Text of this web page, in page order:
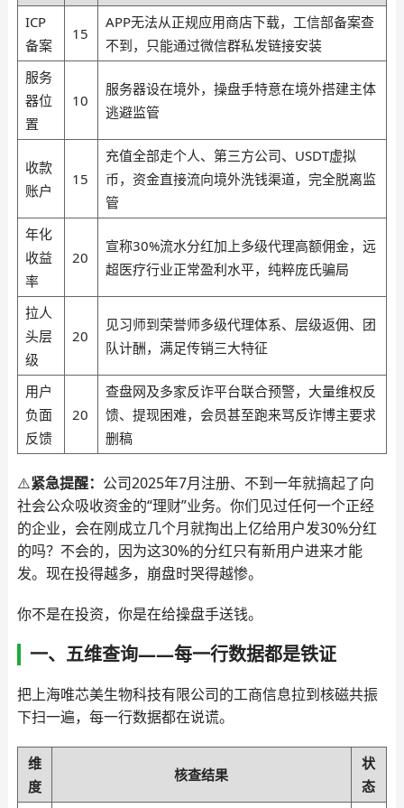
ICP
备案
15
APP无法从正规应用商店下载，工信部备案查
不到，只能通过微信群私发链接安装
服务
器位
置
10
服务器设在境外，操盘手特意在境外搭建主体
逃避监管
收款
账户
15
充值全部走个人、第三方公司、USDT虚拟
币，资金直接流向境外洗钱渠道，完全脱离监
管
年化
收益
率
20
宣称30%流水分红加上多级代理高额佣金，远
超医疗行业正常盈利水平，纯粹庞氏骗局
拉人
头层
级
20
见习师到荣誉师多级代理体系、层级返佣、团
队计酬，满足传销三大特征
用户
负面
反馈
20
查盘网及多家反诈平台联合预警，大量维权反
馈、提现困难，会员甚至跑来骂反诈博主要求
删稿
⚠️紧急提醒： 公司2025年7月注册、不到一年就搞起了向
社会公众吸收资金的“理财”业务。你们见过任何一个正经
的企业，会在刚成立几个月就掏出上亿给用户发30%分红
的吗？不会的，因为这30%的分红只有新用户进来才能
发。现在投得越多，崩盘时哭得越惨。
你不是在投资，你是在给操盘手送钱。
一、五维查询——每一行数据都是铁证
把上海唯芯美生物科技有限公司的工商信息拉到核磁共振
下扫一遍，每一行数据都在说谎。
维
度
核查结果
状
态